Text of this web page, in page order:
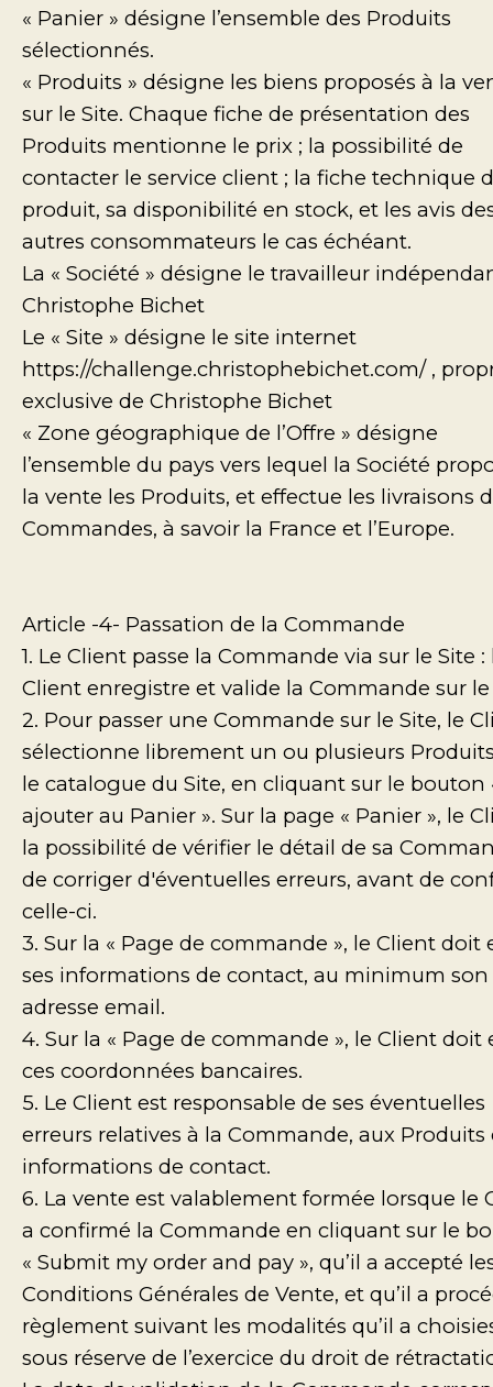
« Panier » désigne l’ensemble des Produits
sélectionnés.
« Produits » désigne les biens proposés à la
sur le Site. Chaque fiche de présentation des
Produits mentionne le prix ; la possibilité de
contacter le service client ; la fiche technique
produit, sa disponibilité en stock, et les avis
autres consommateurs le cas échéant.
La « Société » désigne le travailleur
Christophe Bichet
Le « Site » désigne le site internet
https://challenge.christophebichet.com/ ,
exclusive de Christophe Bichet
« Zone géographique de l’Offre » désigne
l’ensemble du pays vers lequel la Société
la vente les Produits, et effectue les livraisons
Commandes, à savoir la France et l’Europe.
Article -4- Passation de la Commande
1. Le Client passe la Commande via sur le Site :
Client enregistre et valide la Commande sur le
2. Pour passer une Commande sur le Site, le
sélectionne librement un ou plusieurs
le catalogue du Site, en cliquant sur le bouton
ajouter au Panier ». Sur la page « Panier », le
la possibilité de vérifier le détail de sa
de corriger d'éventuelles erreurs, avant de
celle-ci.
3. Sur la « Page de commande », le Client doit
ses informations de contact, au minimum son
adresse email.
4. Sur la « Page de commande », le Client doit
ces coordonnées bancaires.
5. Le Client est responsable de ses éventuelles
erreurs relatives à la Commande, aux Produits
informations de contact.
6. La vente est valablement formée lorsque le
a confirmé la Commande en cliquant sur le
« Submit my order and pay », qu’il a accepté
Conditions Générales de Vente, et qu’il a
règlement suivant les modalités qu’il a
sous réserve de l’exercice du droit de